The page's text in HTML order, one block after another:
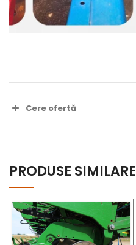
Cere ofertă
Nume complet *
Număr telefon *
PRODUSE SIMILARE